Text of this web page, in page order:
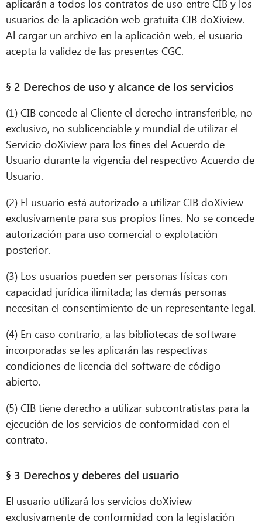
aplicarán a todos los contratos de uso entre CIB y los
usuarios de la aplicación web gratuita CIB doXiview.
Al cargar un archivo en la aplicación web, el usuario
acepta la validez de las presentes CGC.
§ 2 Derechos de uso y alcance de los servicios
(1) CIB concede al Cliente el derecho intransferible, no
exclusivo, no sublicenciable y mundial de utilizar el
Servicio doXiview para los fines del Acuerdo de
Usuario durante la vigencia del respectivo Acuerdo de
Usuario.
(2) El usuario está autorizado a utilizar CIB doXiview
exclusivamente para sus propios fines. No se concede
autorización para uso comercial o explotación
posterior.
(3) Los usuarios pueden ser personas físicas con
capacidad jurídica ilimitada; las demás personas
necesitan el consentimiento de un representante legal.
(4) En caso contrario, a las bibliotecas de software
incorporadas se les aplicarán las respectivas
condiciones de licencia del software de código
abierto.
(5) CIB tiene derecho a utilizar subcontratistas para la
ejecución de los servicios de conformidad con el
contrato.
§ 3 Derechos y deberes del usuario
El usuario utilizará los servicios doXiview
exclusivamente de conformidad con la legislación
¡Hola! ¿Qué puedo hacer por ti?